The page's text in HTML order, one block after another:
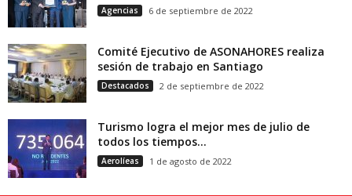
Agencias 6 de septiembre de 2022
Comité Ejecutivo de ASONAHORES realiza
sesión de trabajo en Santiago
Destacados 2 de septiembre de 2022
Turismo logra el mejor mes de julio de
todos los tiempos...
Aerolíeas 1 de agosto de 2022